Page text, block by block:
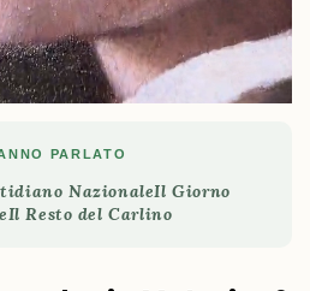
PARLATO
NazionaleIl Giorno
Il Resto del Carlino